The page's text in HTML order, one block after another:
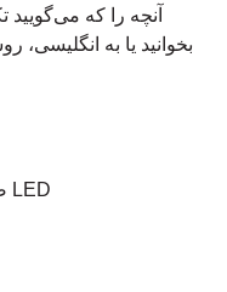
آنچه را که می‌گویید
بخوانید یا به
صداهای آرامش‌بخش جادویی با تغییر نور LED